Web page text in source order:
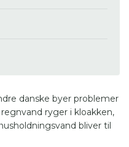
danske byer problemer
ryger i kloakken,
bliver til